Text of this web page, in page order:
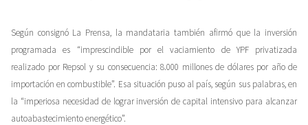
Según consignó La Prensa, la mandataria también afirmó que la inversión
programada es “imprescindible por el vaciamiento de YPF privatizada
realizado por Repsol y su consecuencia: 8.000 millones de dólares por año de
importación en combustible”. Esa situación puso al país, según sus palabras, en
la “imperiosa necesidad de lograr inversión de capital intensivo para alcanzar
autoabastecimiento energético”.